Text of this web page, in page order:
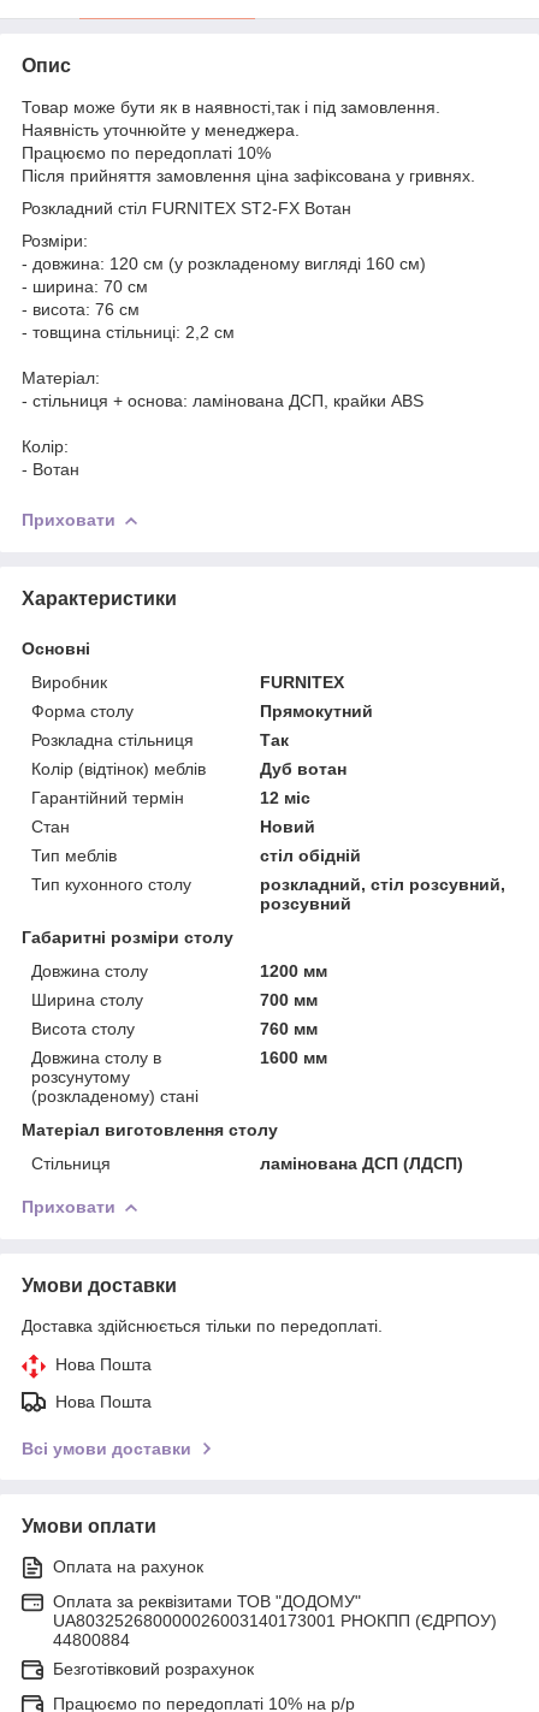
Опис
Товар може бути як в наявності,так і під замовлення.
Наявність уточнюйте у менеджера.
Працюємо по передоплаті 10%
Після прийняття замовлення ціна зафіксована у гривнях.
Розкладний стіл FURNITEX ST2-FX Вотан
Розміри:
- довжина: 120 см (у розкладеному вигляді 160 см)
- ширина: 70 см
- висота: 76 см
- товщина стільниці: 2,2 см
Матеріал:
- стільниця + основа: ламінована ДСП, крайки ABS
Колір:
- Вотан
Приховати
Характеристики
Основні
Виробник
FURNITEX
Форма столу
Прямокутний
Розкладна стільниця
Так
Колір (відтінок) меблів
Дуб вотан
Гарантійний термін
12 міс
Стан
Новий
Тип меблів
стіл обідній
Тип кухонного столу
розкладний, стіл розсувний,
розсувний
Габаритні розміри столу
Довжина столу
1200 мм
Ширина столу
700 мм
Висота столу
760 мм
Довжина столу в
розсунутому
(розкладеному) стані
1600 мм
Матеріал виготовлення столу
Стільниця
ламінована ДСП (ЛДСП)
Приховати
Умови доставки
Доставка здійснюється тільки по передоплаті.
Нова Пошта
Нова Пошта
Всі умови доставки
Умови оплати
Оплата на рахунок
Оплата за реквізитами ТОВ "ДОДОМУ"
UA803252680000026003140173001 РНОКПП (ЄДРПОУ)
44800884
Безготівковий розрахунок
Працюємо по передоплаті 10% на р/р